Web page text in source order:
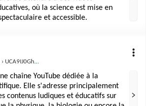
où la science est mise en
et accessible.
chaîne YouTube dédiée à la
Elle s'adresse principalement
contenus ludiques et éducatifs sur